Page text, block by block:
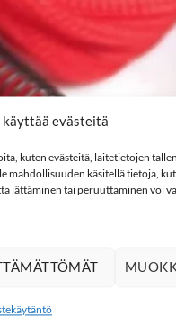
käyttää evästeitä
kuten evästeitä, laitetietojen
mahdollisuuden käsitellä tietoja,
jättäminen tai peruuttaminen voi
markkinointi
tämän sisällön